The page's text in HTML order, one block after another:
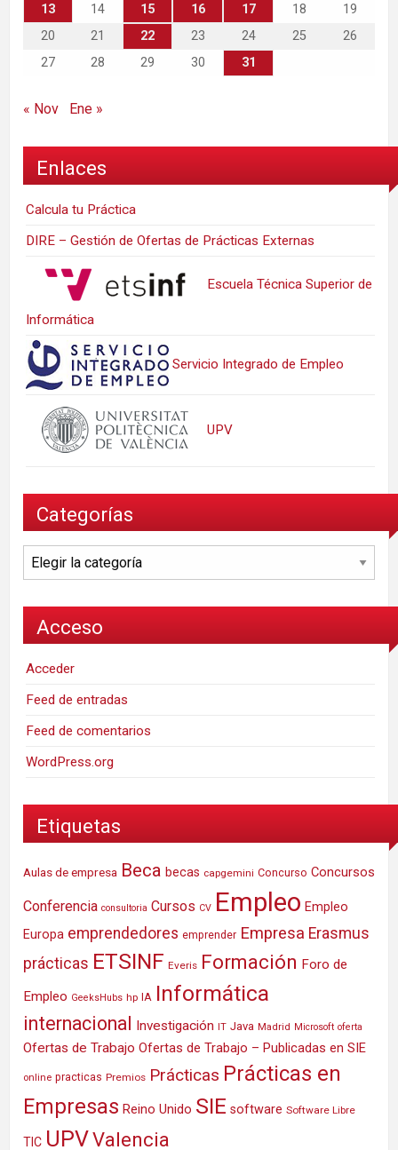
13
14 15 16 17 18
19
20
21 22 23 24 25
26
27
28 29 30 31
« Nov Ene »
Enlaces
Calcula tu Práctica
DIRE – Gestión de Ofertas de Prácticas Externas
Escuela Técnica Superior de
Informática
Servicio Integrado de Empleo
UPV
Categorías
Categorías
Acceso
Acceder
Feed de entradas
Feed de comentarios
WordPress.org
Etiquetas
Aulas de empresa Beca becas capgemini Concurso Concursos
Conferencia consultoria Cursos CV Empleo Empleo
Europa emprendedores emprender Empresa Erasmus
prácticas ETSINF Everis Formación Foro de
Empleo GeeksHubs hp IA Informática
internacional Investigación IT Java Madrid Microsoft oferta
Ofertas de Trabajo Ofertas de Trabajo – Publicadas en SIE
online practicas Premios Prácticas Prácticas en
Empresas Reino Unido SIE software Software Libre
TIC UPVValencia